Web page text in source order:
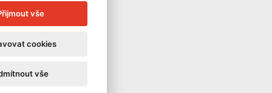
vše
cookies
vše